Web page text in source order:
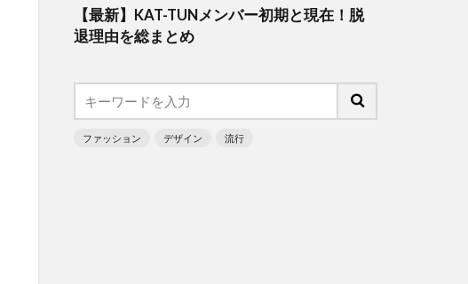
【最新】KAT-TUNメンバー初期と現在！脱
退理由を総まとめ
ファッション デザイン 流行